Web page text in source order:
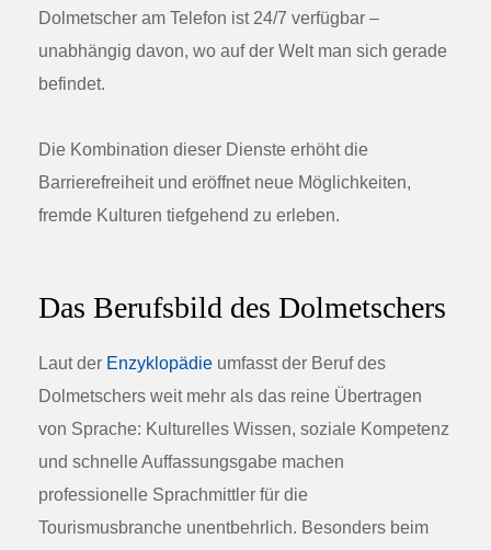
Dolmetscher am Telefon ist 24/7 verfügbar –
unabhängig davon, wo auf der Welt man sich gerade
befindet.
Die Kombination dieser Dienste erhöht die
Barrierefreiheit und eröffnet neue Möglichkeiten,
fremde Kulturen tiefgehend zu erleben.
Das Berufsbild des Dolmetschers
Laut der Enzyklopädie umfasst der Beruf des
Dolmetschers weit mehr als das reine Übertragen
von Sprache: Kulturelles Wissen, soziale Kompetenz
und schnelle Auffassungsgabe machen
professionelle Sprachmittler für die
Tourismusbranche unentbehrlich. Besonders beim